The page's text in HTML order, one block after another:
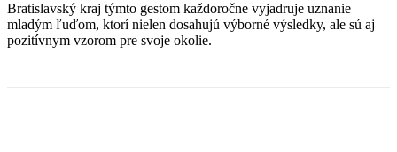
Bratislavský kraj týmto gestom každoročne vyjadruje uznanie
mladým ľuďom, ktorí nielen dosahujú výborné výsledky, ale sú aj
pozitívnym vzorom pre svoje okolie.